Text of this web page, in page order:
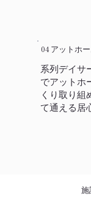
04アットホ
系列デイサ
でアットホ
くり取り組
て通える居
施